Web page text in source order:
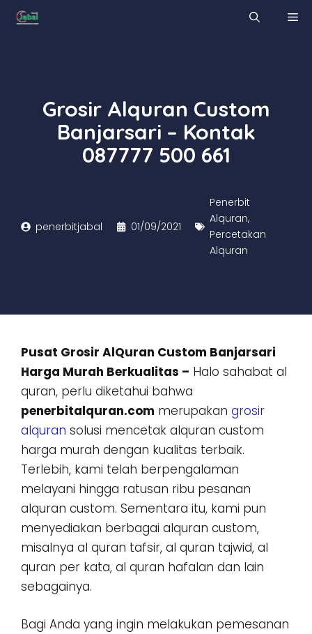
Skip
Grosir Alquran Custom
Banjarsari – Kontak
087777 500 661
penerbitjabal 01/09/2021
Penerbit
Alquran,
Percetakan
Alquran
Pusat Grosir AlQuran Custom Banjarsari
Harga Murah Berkualitas – Halo sahabat al
quran, perlu diketahui bahwa
penerbitalquran.com merupakan grosir
alquran solusi mencetak alquran custom
harga murah dengan kualitas terbaik.
Terlebih, kami telah berpengalaman
melayani hingga ratusan ribu pesanan
alquran custom. Sementara itu, kami pun
menyediakan berbagai alquran custom,
misalnya al quran tafsir, al quran tajwid, al
quran per kata, al quran hafalan dan lain
sebagainya.
Bagi Anda yang ingin melakukan pemesanan